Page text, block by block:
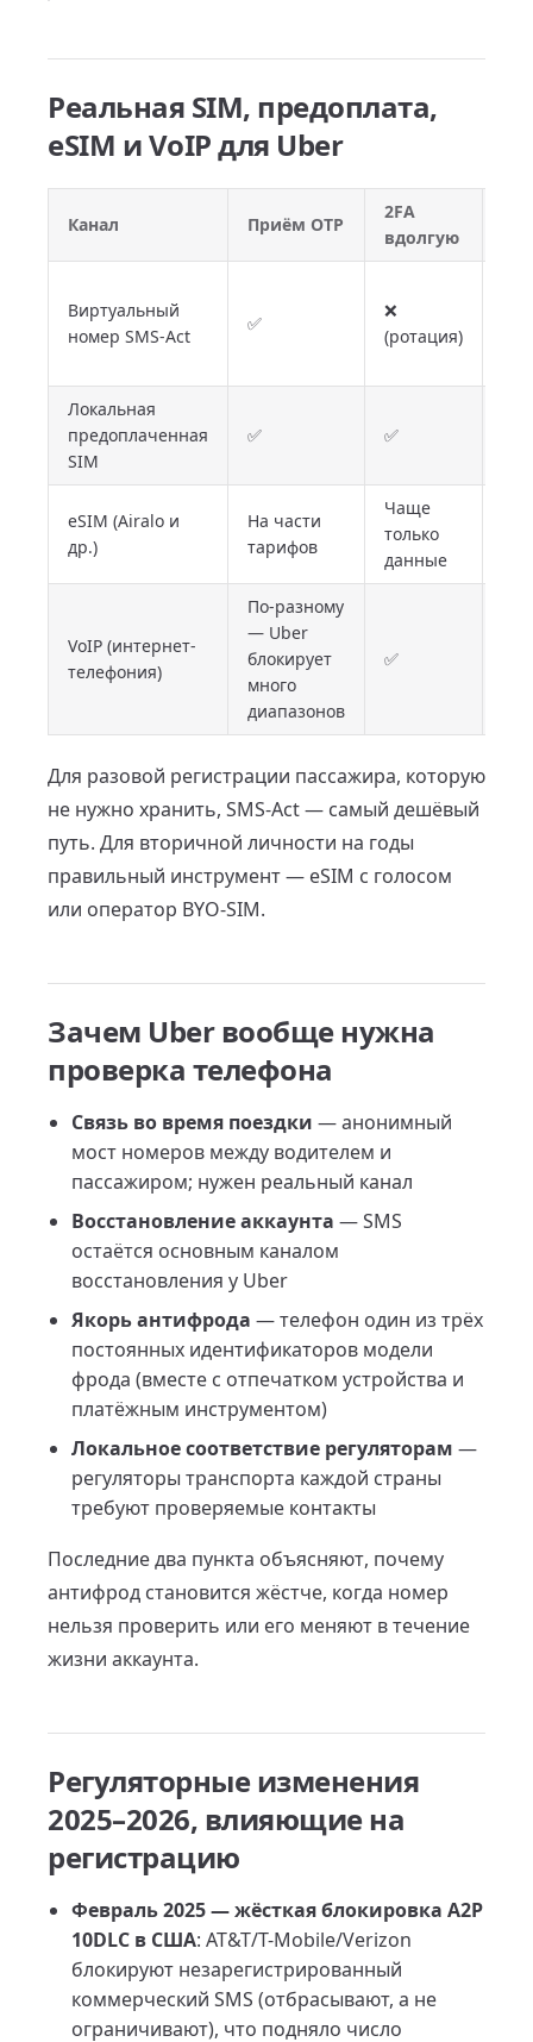
Реальная SIM, предоплата,
eSIM и VoIP для Uber
Канал Приём OTP
2FA
вдолгую
Виртуальный
номер SMS-Act
✅
❌
(ротация)
Локальная
предоплаченная
SIM
✅ ✅
eSIM (Airalo и
др.)
На части
тарифов
Чаще
только
данные
VoIP (интернет-
телефония)
По-разному
— Uber
блокирует
много
диапазонов
✅
Для разовой регистрации пассажира, которую
не нужно хранить, SMS-Act — самый дешёвый
путь. Для вторичной личности на годы
правильный инструмент — eSIM с голосом
или оператор BYO-SIM.
Зачем Uber вообще нужна
проверка телефона
Связь во время поездки — анонимный
мост номеров между водителем и
пассажиром; нужен реальный канал
Восстановление аккаунта — SMS
остаётся основным каналом
восстановления у Uber
Якорь антифрода — телефон один из трёх
постоянных идентификаторов модели
фрода (вместе с отпечатком устройства и
платёжным инструментом)
Локальное соответствие регуляторам —
регуляторы транспорта каждой страны
требуют проверяемые контакты
Последние два пункта объясняют, почему
антифрод становится жёстче, когда номер
нельзя проверить или его меняют в течение
жизни аккаунта.
Регуляторные изменения
2025–2026, влияющие на
регистрацию
Февраль 2025 — жёсткая блокировка A2P
10DLC в США: AT&T/T-Mobile/Verizon
блокируют незарегистрированный
коммерческий SMS (отбрасывают, а не
ограничивают), что подняло число